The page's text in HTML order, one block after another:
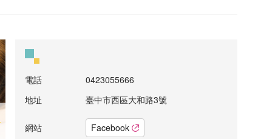
電話
0423055666
地址
臺中市西區大和路3號
網站
Facebook